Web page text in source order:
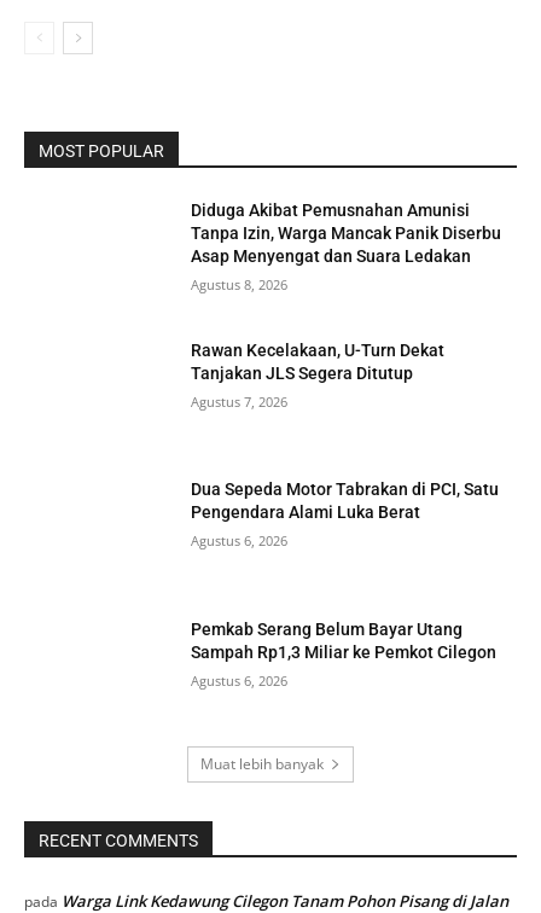
MOST POPULAR
Diduga Akibat Pemusnahan Amunisi
Tanpa Izin, Warga Mancak Panik Diserbu
Asap Menyengat dan Suara Ledakan
Agustus 8, 2026
Rawan Kecelakaan, U-Turn Dekat
Tanjakan JLS Segera Ditutup
Agustus 7, 2026
Dua Sepeda Motor Tabrakan di PCI, Satu
Pengendara Alami Luka Berat
Agustus 6, 2026
Pemkab Serang Belum Bayar Utang
Sampah Rp1,3 Miliar ke Pemkot Cilegon
Agustus 6, 2026
Muat lebih banyak
RECENT COMMENTS
pada Warga Link Kedawung Cilegon Tanam Pohon Pisang di Jalan